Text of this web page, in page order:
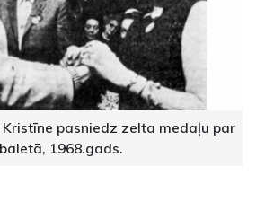
pasniedz zelta medaļu par
1968.gads.